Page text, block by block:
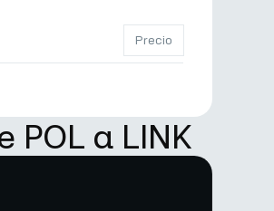
Precio
POL a LINK